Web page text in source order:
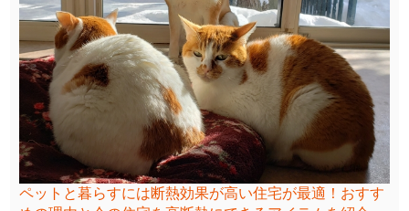
ペットと暮らすには断熱効果が高い住宅が最適！おすす